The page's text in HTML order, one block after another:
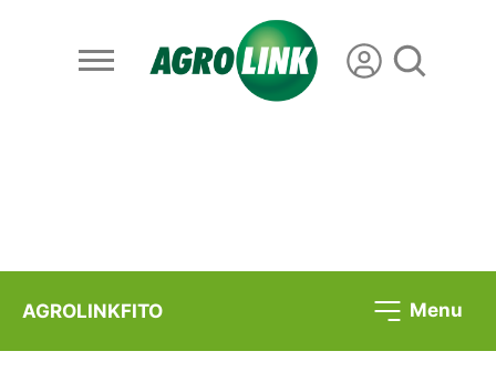
AGROLINKFITO Menu